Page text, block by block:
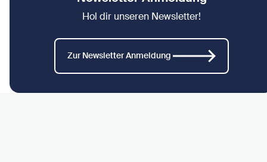
Hol dir unseren Newsletter!
Zur Newsletter Anmeldung